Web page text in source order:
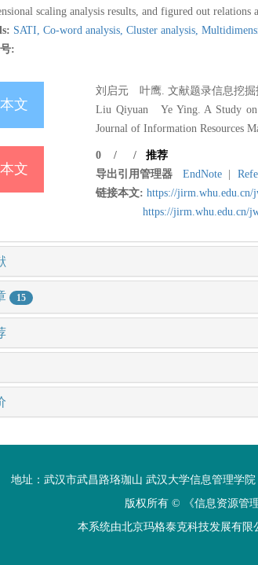
scaling analysis results, and figured out relations
SATI, Co-word analysis, Cluster analysis,
:
文
刘启元 叶鹰. 文献题录信息挖掘
Liu Qiyuan Ye Ying. A Study on
Journal of Information Resources
文
0 / / 推荐
导出引用管理器
EndNote
链接本文: https://
https://jirm.whu.edu.cn/
15
地址：武汉市武昌路珞珈山 武汉大学信息管理学院
版权所有 ©
《信息资源管
本系统由北京玛格泰克科技发展有限